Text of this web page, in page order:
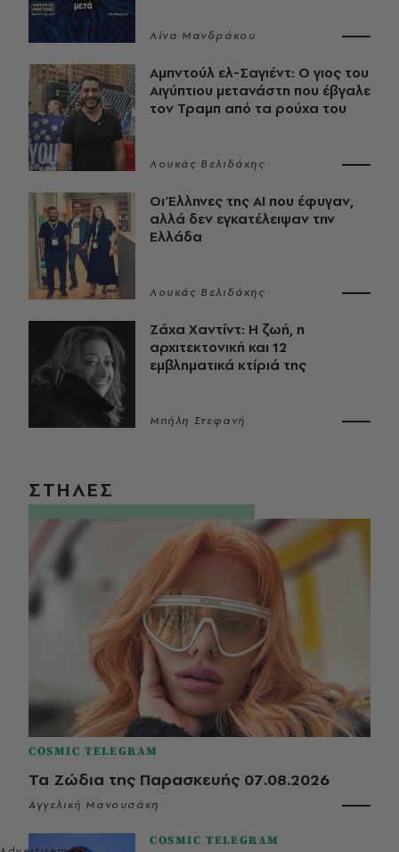
Λίνα Μανδράκου
Αμπντούλ ελ-Σαγιέντ: Ο γιος του
Αιγύπτιου μετανάστη που έβγαλε
τον Τραμπ από τα ρούχα του
Λουκάς Βελιδάκης
Οι Έλληνες της ΑΙ που έφυγαν,
αλλά δεν εγκατέλειψαν την
Ελλάδα
Λουκάς Βελιδάκης
Ζάχα Χαντίντ: Η ζωή, η
αρχιτεκτονική και 12
εμβληματικά κτίριά της
Μπήλη Στεφανή
ΣΤΗΛΕΣ
COSMIC TELEGRAM
Τα Ζώδια της Παρασκευής 07.08.2026
Αγγελική Μανουσάκη
COSMIC TELEGRAM